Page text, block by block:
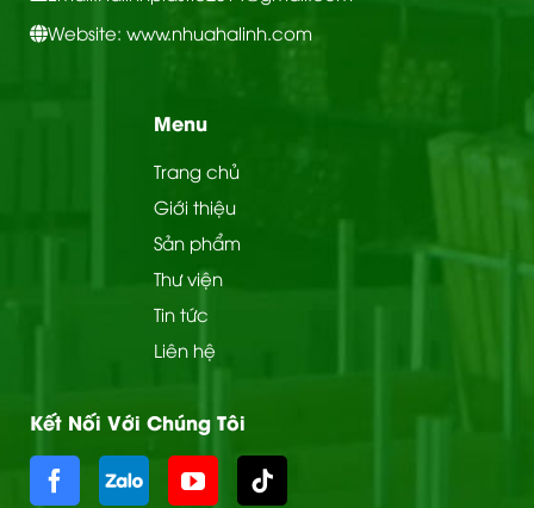
Website: www.nhuahalinh.com
Menu
Trang chủ
Giới thiệu
Sản phẩm
Thư viện
Tin tức
Liên hệ
Kết Nối Với Chúng Tôi